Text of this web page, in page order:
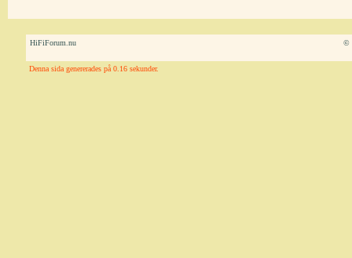
HiFiForum.nu ©
Denna sida genererades på 0.16 sekunder.